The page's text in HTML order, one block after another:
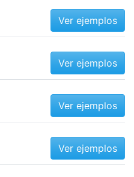
Ver ejemplos
Ver ejemplos
Ver ejemplos
Ver ejemplos